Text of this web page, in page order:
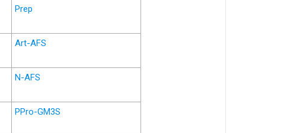
Prep
Art-AFS
N-AFS
PPro-GM3S